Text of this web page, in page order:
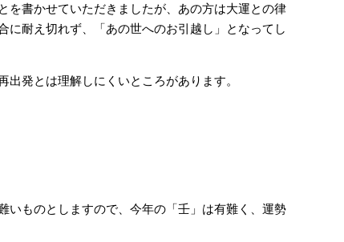
を書かせていただきましたが、あの方は大運との律
耐え切れず、「あの世へのお引越し」となってし
発とは理解しにくいところがあります。
いものとしますので、今年の「壬」は有難く、運勢